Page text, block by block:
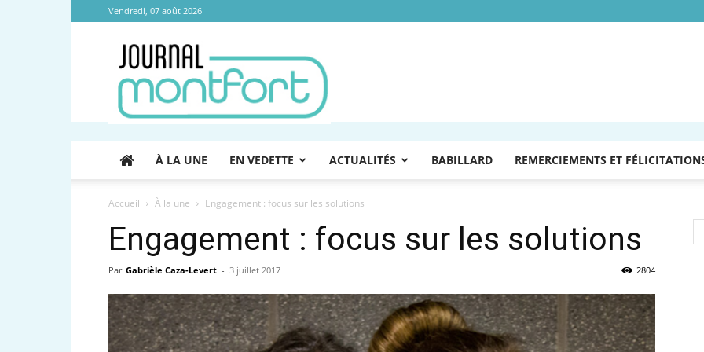
Vendredi, 07 août 2026
Montfort
À LA UNE EN VEDETTE ACTUALITÉS BABILLARD REMERCIEMENTS ET
Accueil À la une Engagement : focus sur les solutions
Engagement : focus sur les solutions
Par Gabrièle Caza-Levert - 3 juillet 2017 2804